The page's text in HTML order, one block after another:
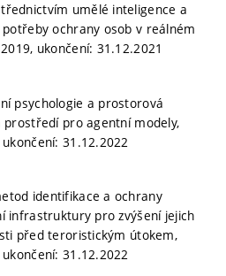
umělé inteligence a
ochrany osob v reálném
ukončení: 31.12.2021
psychologie a prostorová
pro agentní modely,
31.12.2022
identifikace a ochrany
infrastruktury pro zvýšení jejich
před teroristickým útokem,
31.12.2022